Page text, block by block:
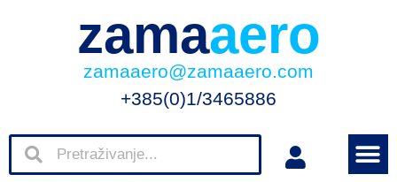
zamaaero
zamaaero@zamaaero.com
+385(0)1/3465886